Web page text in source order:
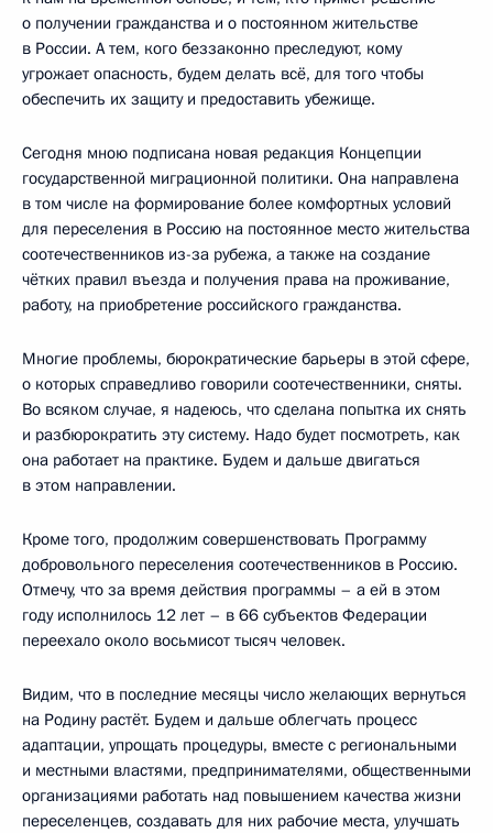
о получении гражданства и о постоянном жительстве
в России. А тем, кого беззаконно преследуют, кому
угрожает опасность, будем делать всё, для того чтобы
обеспечить их защиту и предоставить убежище.
Сегодня мною подписана новая редакция Концепции
государственной миграционной политики. Она направлена
в том числе на формирование более комфортных условий
для переселения в Россию на постоянное место жительства
соотечественников из-за рубежа, а также на создание
чётких правил въезда и получения права на проживание,
работу, на приобретение российского гражданства.
Многие проблемы, бюрократические барьеры в этой сфере,
о которых справедливо говорили соотечественники, сняты.
Во всяком случае, я надеюсь, что сделана попытка их снять
и разбюрократить эту систему. Надо будет посмотреть, как
она работает на практике. Будем и дальше двигаться
в этом направлении.
Кроме того, продолжим совершенствовать Программу
добровольного переселения соотечественников в Россию.
Отмечу, что за время действия программы – а ей в этом
году исполнилось 12 лет – в 66 субъектов Федерации
переехало около восьмисот тысяч человек.
Видим, что в последние месяцы число желающих вернуться
на Родину растёт. Будем и дальше облегчать процесс
адаптации, упрощать процедуры, вместе с региональными
и местными властями, предпринимателями, общественными
организациями работать над повышением качества жизни
переселенцев, создавать для них рабочие места, улучшать